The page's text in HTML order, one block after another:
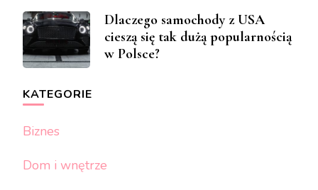
Dlaczego samochody z USA
cieszą się tak dużą popularnością
w Polsce?
KATEGORIE
Biznes
Dom i wnętrze